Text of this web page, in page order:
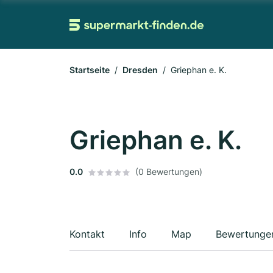
Startseite Dresden Griephan e. K.
Griephan e. K.
0.0 (0 Bewertungen)
Kontakt Info Map